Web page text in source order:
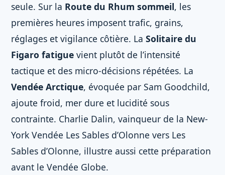
seule. Sur la Route du Rhum sommeil, les
premières heures imposent trafic, grains,
réglages et vigilance côtière. La Solitaire du
Figaro fatigue vient plutôt de l’intensité
tactique et des micro-décisions répétées. La
Vendée Arctique, évoquée par Sam Goodchild,
ajoute froid, mer dure et lucidité sous
contrainte. Charlie Dalin, vainqueur de la New-
York Vendée Les Sables d’Olonne vers Les
Sables d’Olonne, illustre aussi cette préparation
avant le Vendée Globe.